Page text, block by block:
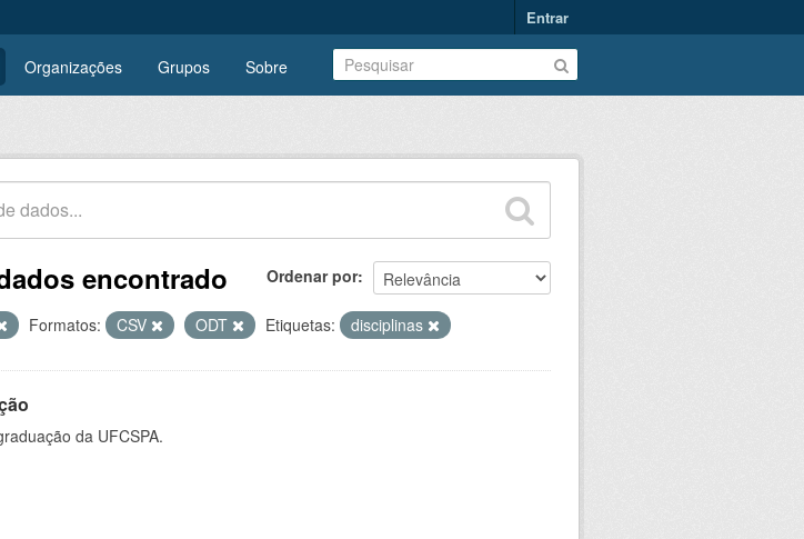
Entrar
Organizações Grupos Sobre
Ordenar por
encontrado
Formatos: CSV ODT Etiquetas: disciplinas
da UFCSPA.